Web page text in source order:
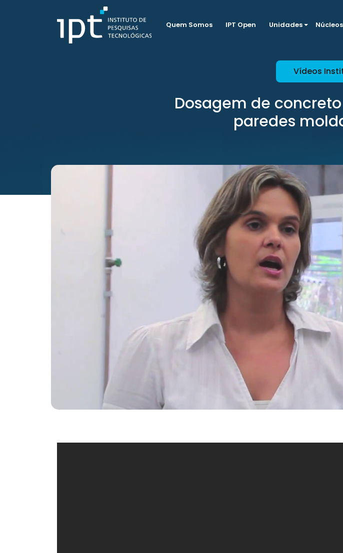
Quem Somos IPT Open Unidades Núcleos
Vídeos
Dosagem de
paredes